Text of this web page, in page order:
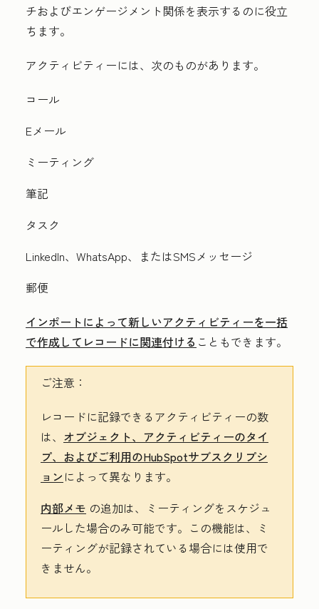
チおよびエンゲージメント関係を表示するのに役立
ちます。
アクティビティーには、次のものがあります。
コール
Eメール
ミーティング
筆記
タスク
LinkedIn、WhatsApp、またはSMSメッセージ
郵便
インポートによって新しいアクティビティーを一括
で作成してレコードに関連付ける こともできます。
ご注意：
レコードに記録できるアクティビティーの数
は、 オブジェクト、アクティビティーのタイ
プ、およびご利用のHubSpotサブスクリプシ
ョン によって異なります。
内部メモ の追加は、ミーティングをスケジュ
ールした場合のみ可能です。この機能は、ミ
ーティングが記録されている場合には使用で
きません。